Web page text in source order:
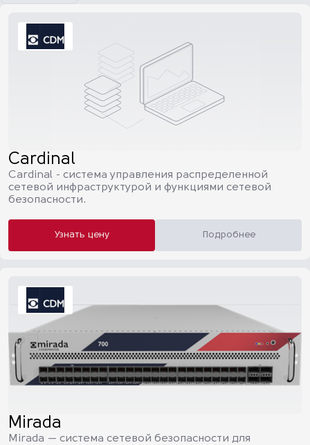
Cardinal
Cardinal - cистема управления распределенной
сетевой инфраструктурой и функциями сетевой
безопасности.
Узнать цену Подробнее
Mirada
Mirada — cистема сетевой безопасности для